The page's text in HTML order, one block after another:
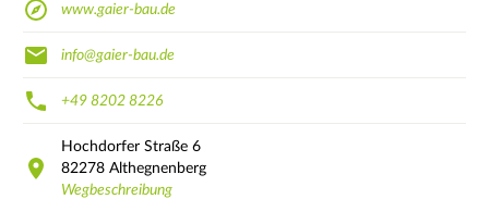
www.gaier-bau.de
info@gaier-bau.de
+49 8202 8226
Hochdorfer Straße 6
82278 Althegnenberg
Wegbeschreibung